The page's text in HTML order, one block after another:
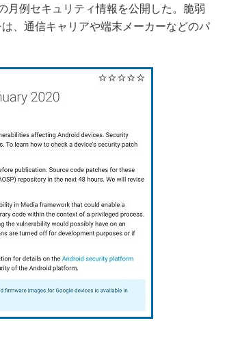
月例セキュリティ情報を公開した。脆弱
、通信キャリアや端末メーカーなどのパ